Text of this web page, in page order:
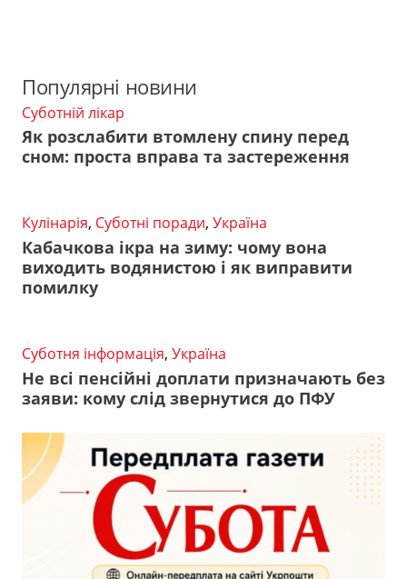
Популярні новини
Суботній лікар
Як розслабити втомлену спину перед
сном: проста вправа та застереження
Кулінарія, Суботні поради, Україна
Кабачкова ікра на зиму: чому вона
виходить водянистою і як виправити
помилку
Суботня інформація, Україна
Не всі пенсійні доплати призначають без
заяви: кому слід звернутися до ПФУ